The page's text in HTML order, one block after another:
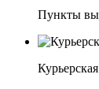
Пункты